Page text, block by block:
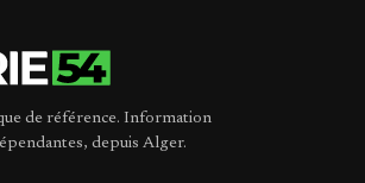
de référence. Information
depuis Alger.